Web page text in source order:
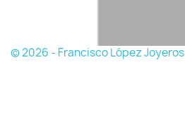
© 2026 - Francisco López Joyeros